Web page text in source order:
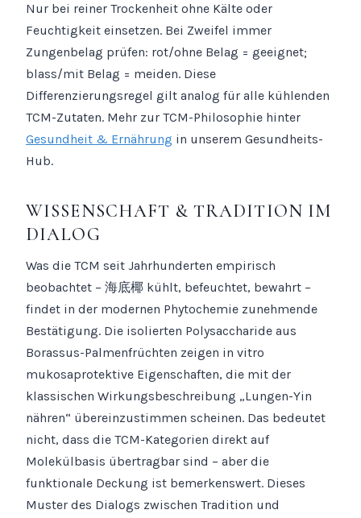
Nur bei reiner Trockenheit ohne Kälte oder
Feuchtigkeit einsetzen. Bei Zweifel immer
Zungenbelag prüfen: rot/ohne Belag = geeignet;
blass/mit Belag = meiden. Diese
Differenzierungsregel gilt analog für alle kühlenden
TCM-Zutaten. Mehr zur TCM-Philosophie hinter
Gesundheit & Ernährung in unserem Gesundheits-
Hub.
WISSENSCHAFT & TRADITION IM
DIALOG
Was die TCM seit Jahrhunderten empirisch
beobachtet – 海底椰 kühlt, befeuchtet, bewahrt –
findet in der modernen Phytochemie zunehmende
Bestätigung. Die isolierten Polysaccharide aus
Borassus-Palmenfrüchten zeigen in vitro
mukosaprotektive Eigenschaften, die mit der
klassischen Wirkungsbeschreibung „Lungen-Yin
nähren“ übereinzustimmen scheinen. Das bedeutet
nicht, dass die TCM-Kategorien direkt auf
Molekülbasis übertragbar sind – aber die
funktionale Deckung ist bemerkenswert. Dieses
Muster des Dialogs zwischen Tradition und